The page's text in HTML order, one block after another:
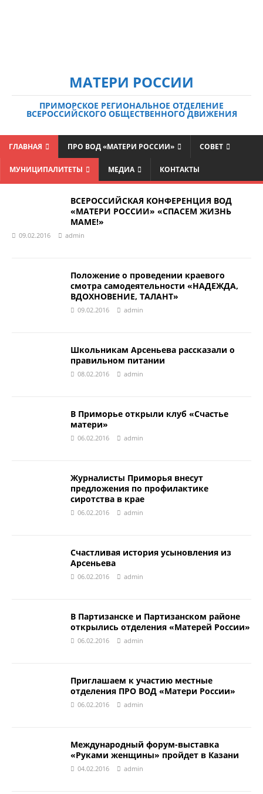
МАТЕРИ РОССИИ
ПРИМОРСКОЕ РЕГИОНАЛЬНОЕ ОТДЕЛЕНИЕ
ВСЕРОССИЙСКОГО ОБЩЕСТВЕННОГО ДВИЖЕНИЯ
ГЛАВНАЯ ПРО ВОД «МАТЕРИ РОССИИ» СОВЕТ
МУНИЦИПАЛИТЕТЫ МЕДИА КОНТАКТЫ
ВСЕРОССИЙСКАЯ КОНФЕРЕНЦИЯ ВОД
«МАТЕРИ РОССИИ» «СПАСЕМ ЖИЗНЬ
МАМЕ!»
09.02.2016 admin
Положение о проведении краевого
смотра самодеятельности «НАДЕЖДА,
ВДОХНОВЕНИЕ, ТАЛАНТ»
09.02.2016 admin
Школьникам Арсеньева рассказали о
правильном питании
08.02.2016 admin
В Приморье открыли клуб «Счастье
матери»
06.02.2016 admin
Журналисты Приморья внесут
предложения по профилактике
сиротства в крае
06.02.2016 admin
Счастливая история усыновления из
Арсеньева
06.02.2016 admin
В Партизанске и Партизанском районе
открылись отделения «Матерей России»
06.02.2016 admin
Приглашаем к участию местные
отделения ПРО ВОД «Матери России»
06.02.2016 admin
Международный форум-выставка
«Руками женщины» пройдет в Казани
04.02.2016 admin